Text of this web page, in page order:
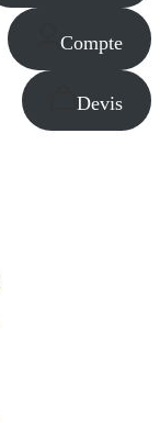
Compte
Devis